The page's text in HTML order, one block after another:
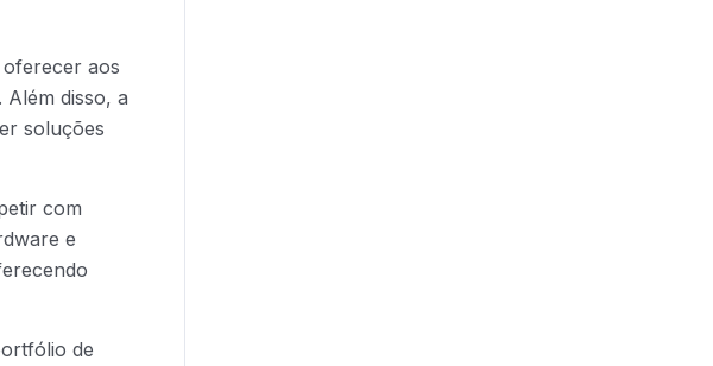
aos
disso, a
soluções
com
e
de